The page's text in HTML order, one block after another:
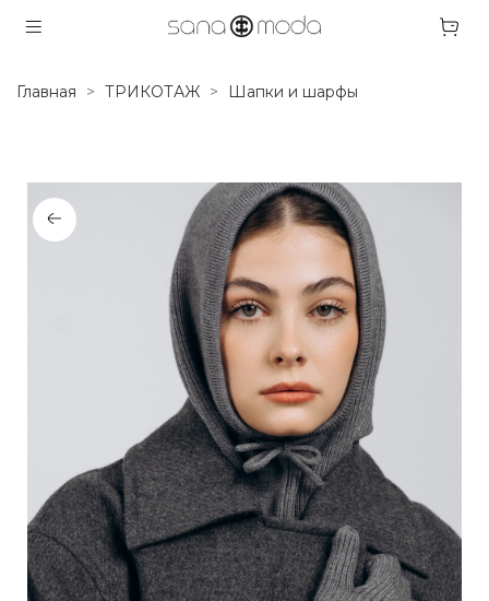
Главная ТРИКОТАЖ Шапки и шарфы